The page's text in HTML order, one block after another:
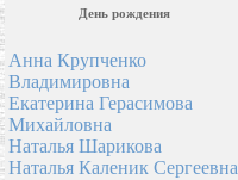
День рождения
Анна Крупченко
Владимировна
Екатерина Герасимова
Михайловна
Наталья Шарикова
Наталья Каленик Сергеевна